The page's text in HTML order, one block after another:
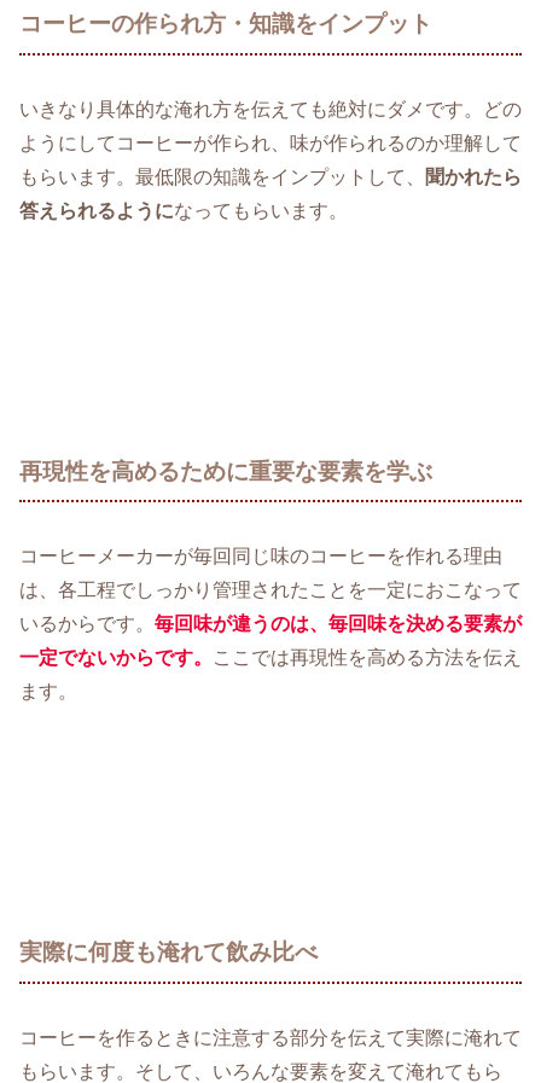
コーヒーの作られ方・知識をインプット
いきなり具体的な淹れ方を伝えても絶対にダメです。どの
ようにしてコーヒーが作られ、味が作られるのか理解して
もらいます。最低限の知識をインプットして、
聞かれたら
答えられるようになってもらいます。
再現性を高めるために重要な要素を学ぶ
コーヒーメーカーが毎回同じ味のコーヒーを作れる理由
は、各工程でしっかり管理されたことを一定におこなって
いるからです。 毎回味が違うのは、毎回味を決める要素が
一定でないからです。
ここでは再現性を高める方法を伝え
ます。
実際に何度も淹れて飲み比べ
コーヒーを作るときに注意する部分を伝えて実際に淹れて
もらいます。そして、いろんな要素を変えて淹れてもら